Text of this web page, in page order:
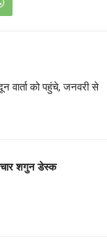
वार्ता को पहुंचे, जनवरी से
शगुन डेस्क